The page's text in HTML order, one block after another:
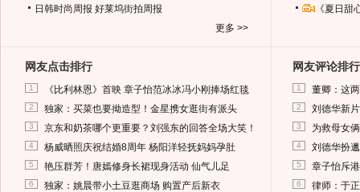
日韩时尚周报 好莱坞街拍周报
更多 >>
《夏日
网友点击排行
1 《比利林恩》首映 章子怡范冰冰冯小刚捧场红毯
2 独家：买菜也要拗造型！金星携女逛街有派头
3 京东和奶茶哪个更重要？刘强东的回答全场大笑！
4 杨威晒照庆祝结婚8周年 杨阳洋轻抚妈妈孕肚
5 艳压群芳！唐嫣修身长裙现身活动 仙气儿足
6 独家：姚晨带小土豆逛商场 购置产后新衣
网友评论排行
1 董卿：这
2 刘德华新
3 为救母女
4 刘德华扮
5 章子怡斥
6 律师：于